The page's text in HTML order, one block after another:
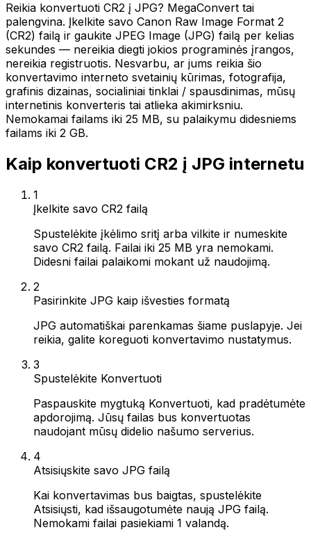
Reikia konvertuoti CR2 į JPG? MegaConvert tai
palengvina. Įkelkite savo Canon Raw Image Format 2
(CR2) failą ir gaukite JPEG Image (JPG) failą per kelias
sekundes — nereikia diegti jokios programinės įrangos,
nereikia registruotis. Nesvarbu, ar jums reikia šio
konvertavimo interneto svetainių kūrimas, fotografija,
grafinis dizainas, socialiniai tinklai / spausdinimas, mūsų
internetinis konverteris tai atlieka akimirksniu.
Nemokamai failams iki 25 MB, su palaikymu didesniems
failams iki 2 GB.
Kaip konvertuoti CR2 į JPG internetu
1
Įkelkite savo CR2 failą
Spustelėkite įkėlimo sritį arba vilkite ir numeskite
savo CR2 failą. Failai iki 25 MB yra nemokami.
Didesni failai palaikomi mokant už naudojimą.
2
Pasirinkite JPG kaip išvesties formatą
JPG automatiškai parenkamas šiame puslapyje. Jei
reikia, galite koreguoti konvertavimo nustatymus.
3
Spustelėkite Konvertuoti
Paspauskite mygtuką Konvertuoti, kad pradėtumėte
apdorojimą. Jūsų failas bus konvertuotas
naudojant mūsų didelio našumo serverius.
4
Atsisiųskite savo JPG failą
Kai konvertavimas bus baigtas, spustelėkite
Atsisiųsti, kad išsaugotumėte naują JPG failą.
Nemokami failai pasiekiami 1 valandą.